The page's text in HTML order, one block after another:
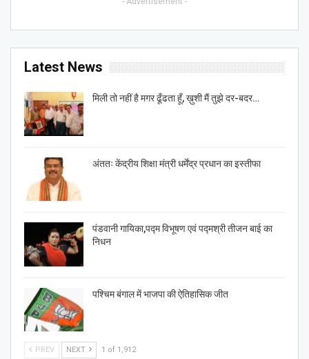
Latest News
मिली तो नहीं है मगर ढूँढता हूँ, ख़ुशी मैं तुझे दर-बदर…
अंततः केंद्रीय शिक्षा मंत्री धर्मेंद्र प्रधान का इस्तीफा
पंडवानी गायिका,पद्म विभूषण एवं पद्मश्री तीजन बाई का
निधन
पश्चिम बंगाल में भाजपा की ऐतिहासिक जीत
PREV NEXT 1 of 1,912